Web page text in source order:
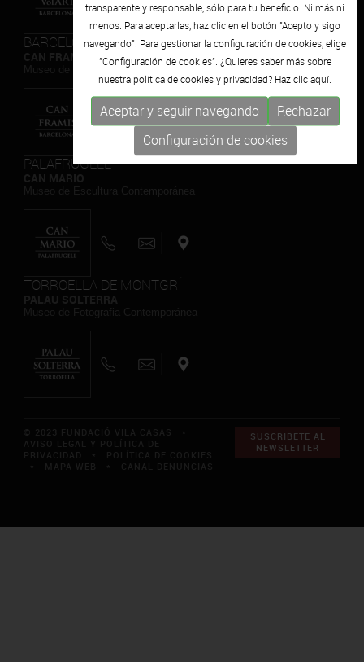
BARCELONA
CAN FRAMIS
Museo de Pintura Contemporánea
PALAFRUGELL
CAN MARIO
Museo de Escultura Contemporánea
TORROELLA DE MONTGRÍ
SUSCRIBETE AL
NEWSLETTER
transparente y responsable, sólo para tu beneficio. Ni más ni
menos. Para aceptarlas, haz clic en el botón "Acepto y sigo
navegando". Para gestionar la configuración de cookies, elige
"Configuración de cookies". ¿Quieres saber más sobre
nuestra política de cookies y privacidad? Haz clicaquí.
Aceptar y seguir navegando
Rechazar
Configuración de cookies